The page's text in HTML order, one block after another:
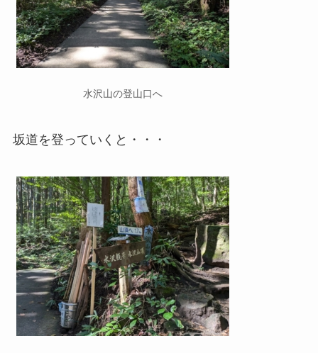
水沢山の登山口へ
坂道を登っていくと・・・